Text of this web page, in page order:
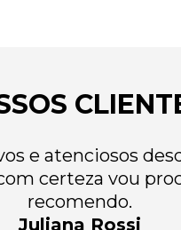
e atenciosos
certeza vou
recomendo.
Juliana Rossi